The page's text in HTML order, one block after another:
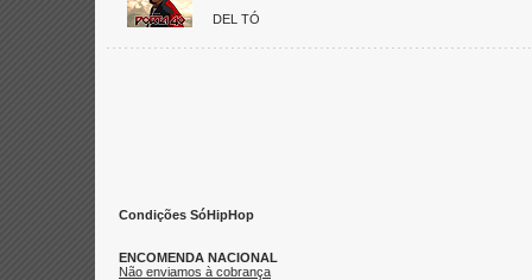
DEL TÓ
Condições SóHipHop
ENCOMENDA NACIONAL
Não enviamos à cobrança